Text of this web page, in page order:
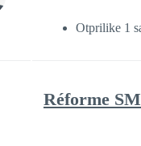
Otprilike 1
Réforme